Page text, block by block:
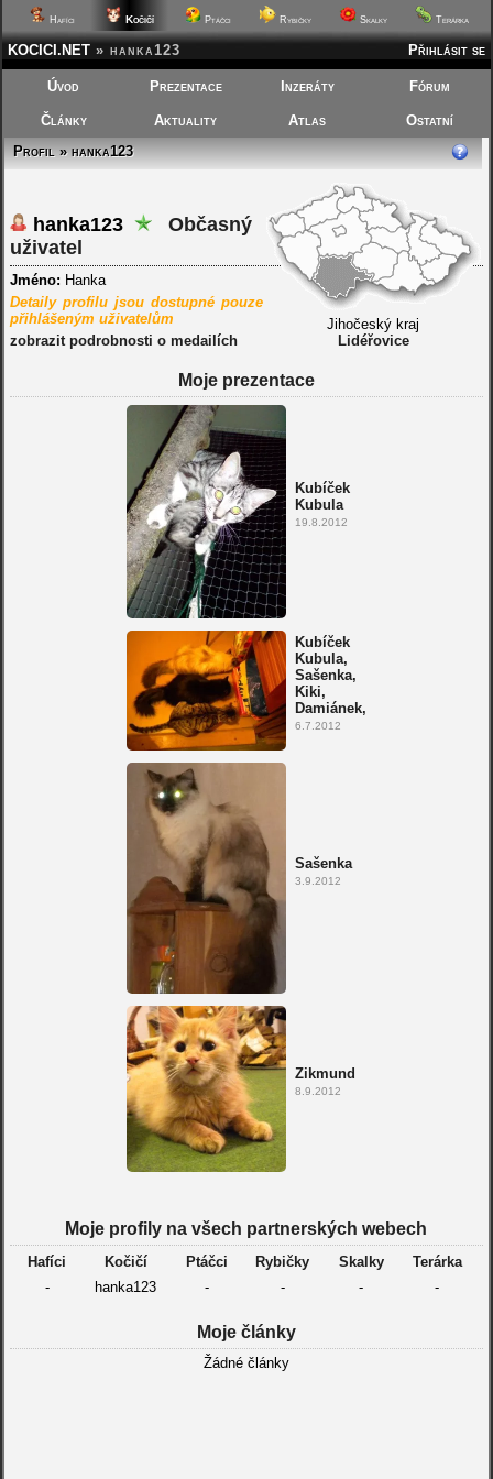
Hafíci Kočičí Ptáčci Rybičky Skalky Terárka
Přihlásit se
KOCICI.NET » hanka123
Úvod Prezentace Inzeráty Fórum
Články Aktuality Atlas
Ostatní
Profil » hanka123
Jihočeský kraj
Lidéřovice
hanka123
Občasný
uživatel
Jméno: Hanka
Detaily profilu jsou dostupné pouze
přihlášeným uživatelům
zobrazit podrobnosti o medailích
Moje prezentace
Kubíček
Kubula
19.8.2012
Kubíček
Kubula,
Sašenka,
Kiki,
Damiánek,
6.7.2012
Sašenka
3.9.2012
Zikmund
8.9.2012
Moje profily na všech partnerských webech
Hafíci Kočičí Ptáčci Rybičky Skalky
Terárka
-
hanka123 - - - -
Moje články
Žádné články